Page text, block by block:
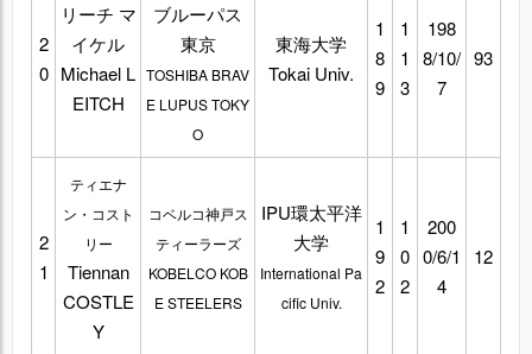
2
0
リーチ マ
イケル
Michael L
EITCH
ブルーパス
東京
TOSHIBA BRAV
E LUPUS TOKY
O
東海大学
Tokai Univ.
1
8
9
1
1
3
198
8/10/
7
93
2
1
ティエナ
ン・コスト
リー
Tiennan
COSTLE
Y
コベルコ神戸ス
ティーラーズ
KOBELCO KOB
E STEELERS
IPU環太平洋
大学
International Pa
cific Univ.
1
9
2
1
0
2
200
0/6/1
4
12